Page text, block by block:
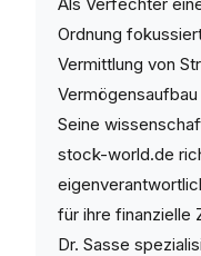
Ordnung
Vermittlung von
Seine
stock-world.de
für ihre finanzielle
Dr. Sasse